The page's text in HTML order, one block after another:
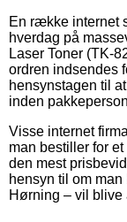
En række internet
hverdag på
Laser Toner (TK-
ordren indsendes
hensynstagen til
inden
Visse internet
man bestiller for
den mest
hensyn til om
Hørning – vil blive